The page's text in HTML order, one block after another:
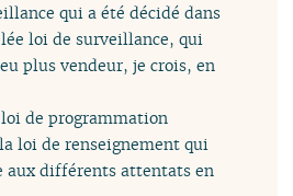
qui a été décidé dans
loi de surveillance, qui
plus vendeur, je crois, en
de programmation
loi de renseignement qui
aux différents attentats en